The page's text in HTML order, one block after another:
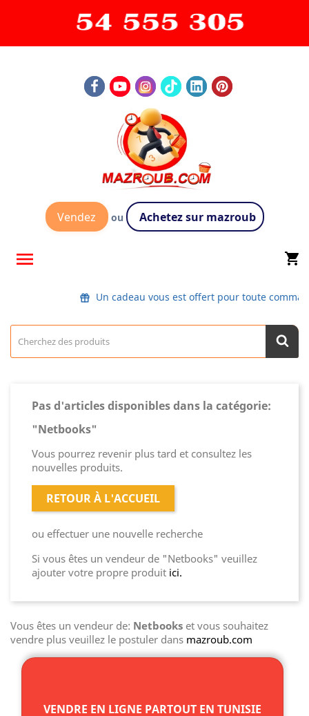
Vendez ou Achetez sur mazroub
 shopping_cart
Un cadeau vous est offert pour toute
Pas d'articles disponibles dans la catégorie:
"Netbooks"
Vous pourrez revenir plus tard et consultez les
nouvelles produits.
RETOUR À L'ACCUEIL
ou effectuer une nouvelle recherche
Si vous êtes un vendeur de "Netbooks" veuillez
ajouter votre propre produit ici.
Vous êtes un vendeur de: Netbooks et vous souhaitez
vendre plus veuillez le postuler dans mazroub.com
VENDRE EN LIGNE PARTOUT EN TUNISIE